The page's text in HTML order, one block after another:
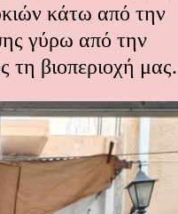
κάτω από την
γύρω από την
τη βιοπεριοχή μας.